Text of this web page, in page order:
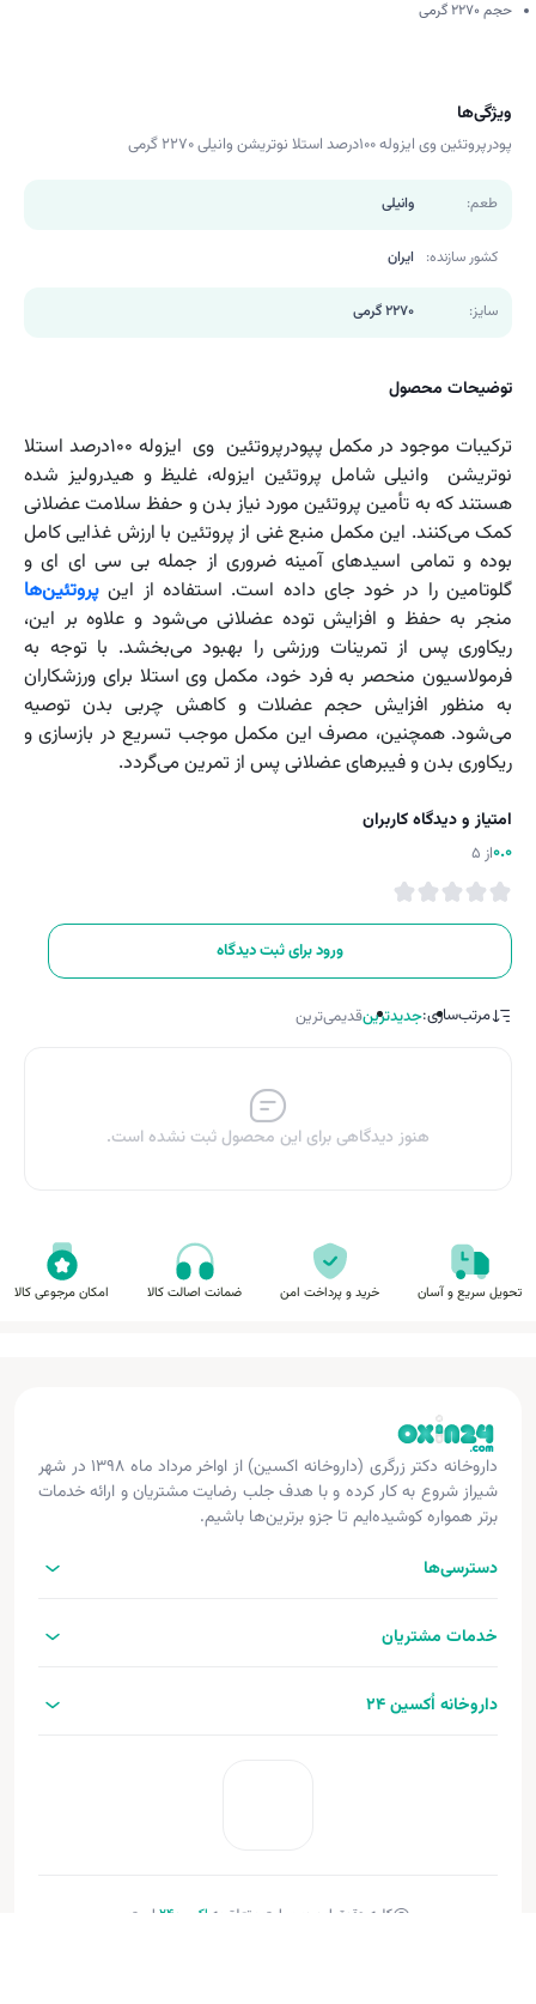
حجم 2270 گرمی
ویژگی‌ها
پودرپروتئین وی ایزوله 100درصد استلا نوتریشن وانیلی 2270 گرمی
طعم: وانیلی
کشور سازنده: ایران
سایز: 2270 گرمی
توضیحات محصول
ترکیبات موجود در مکمل پپودرپروتئین وی ایزوله 100درصد استلا
نوتریشن وانیلی شامل پروتئین ایزوله، غلیظ و هیدرولیز شده
هستند که به تأمین پروتئین مورد نیاز بدن و حفظ سلامت عضلانی
کمک می‌کنند. این مکمل منبع غنی از پروتئین با ارزش غذایی کامل
بوده و تمامی اسیدهای آمینه ضروری از جمله بی سی ای ای و
گلوتامین را در خود جای داده است. استفاده از این پروتئین‌ها
منجر به حفظ و افزایش توده عضلانی می‌شود و علاوه بر این،
ریکاوری پس از تمرینات ورزشی را بهبود می‌بخشد. با توجه به
فرمولاسیون منحصر به فرد خود، مکمل وی استلا برای ورزشکاران
به منظور افزایش حجم عضلات و کاهش چربی بدن توصیه
می‌شود. همچنین، مصرف این مکمل موجب تسریع در بازسازی و
ریکاوری بدن و فیبرهای عضلانی پس از تمرین می‌گردد.
امتیاز و دیدگاه کاربران
0.0از 5
ورود برای ثبت دیدگاه
مرتب‌سازی:جدیدترینقدیمی‌ترین
هنوز دیدگاهی برای این محصول ثبت نشده است.
تحویل سریع و آسان خرید و پرداخت امن ضمانت اصالت کالا امکان مرجوعی کالا
داروخانه دکتر زرگری (داروخانه اکسین) از اواخر مرداد ماه ۱۳۹۸ در شهر
شیراز شروع به کار کرده و با هدف جلب رضایت مشتریان و ارائه خدمات
برتر همواره کوشیده‌ایم تا جزو برترین‌ها باشیم.
دسترسی‌ها
خدمات مشتریان
داروخانه اُکسین 24
کلیه حقوق این وب‌سایت متعلق به اکسین‌24
است.